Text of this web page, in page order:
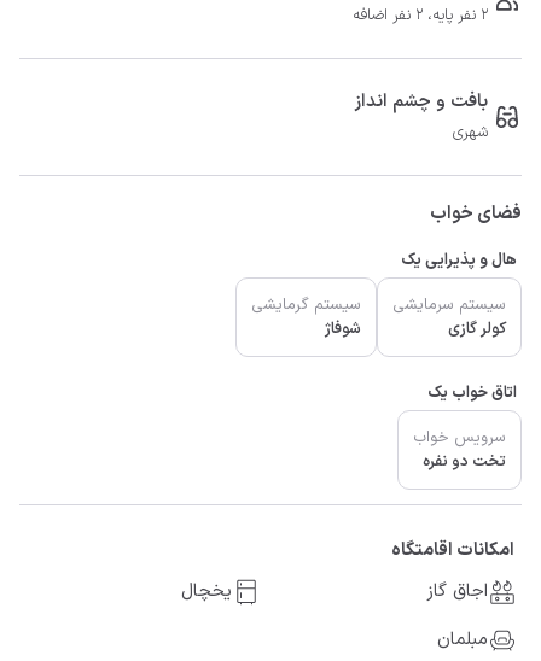
2 نفر پایه، 2 نفر اضافه
بافت و چشم انداز
شهری
فضای خواب
هال و پذیرایی یک
سیستم سرمایشی
کولر گازی
سیستم گرمایشی
شوفاژ
اتاق خواب یک
سرویس خواب
تخت دو نفره
امکانات اقامتگاه
اجاق گاز
یخچال
مبلمان